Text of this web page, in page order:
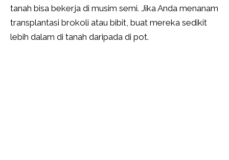
tanah bisa bekerja di musim semi. Jika Anda menanam
transplantasi brokoli atau bibit, buat mereka sedikit
lebih dalam di tanah daripada di pot.